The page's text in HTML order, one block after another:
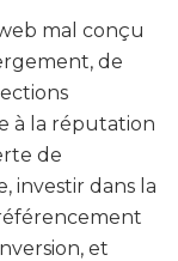
mal conçu
de
à la réputation
de
investir dans la
et